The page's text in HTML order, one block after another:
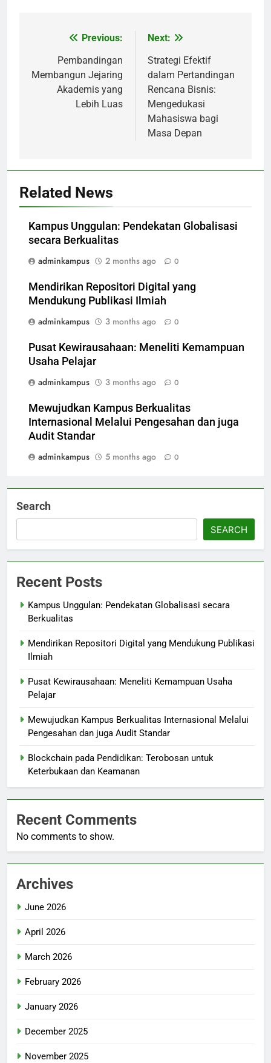
navigation
Previous:
Pembandingan
Membangun Jejaring
Akademis yang
Lebih Luas
Next:
Strategi Efektif
dalam Pertandingan
Rencana Bisnis:
Mengedukasi
Mahasiswa bagi
Masa Depan
Related News
Kampus Unggulan: Pendekatan Globalisasi
secara Berkualitas
adminkampus
2 months ago 0
Mendirikan Repositori Digital yang
Mendukung Publikasi Ilmiah
adminkampus
3 months ago 0
Pusat Kewirausahaan: Meneliti Kemampuan
Usaha Pelajar
adminkampus
3 months ago 0
Mewujudkan Kampus Berkualitas
Internasional Melalui Pengesahan dan juga
Audit Standar
adminkampus
5 months ago 0
Search
SEARCH
Recent Posts
Kampus Unggulan: Pendekatan Globalisasi secara
Berkualitas
Mendirikan Repositori Digital yang Mendukung Publikasi
Ilmiah
Pusat Kewirausahaan: Meneliti Kemampuan Usaha
Pelajar
Mewujudkan Kampus Berkualitas Internasional Melalui
Pengesahan dan juga Audit Standar
Blockchain pada Pendidikan: Terobosan untuk
Keterbukaan dan Keamanan
Recent Comments
No comments to show.
Archives
June 2026
April 2026
March 2026
February 2026
January 2026
December 2025
November 2025